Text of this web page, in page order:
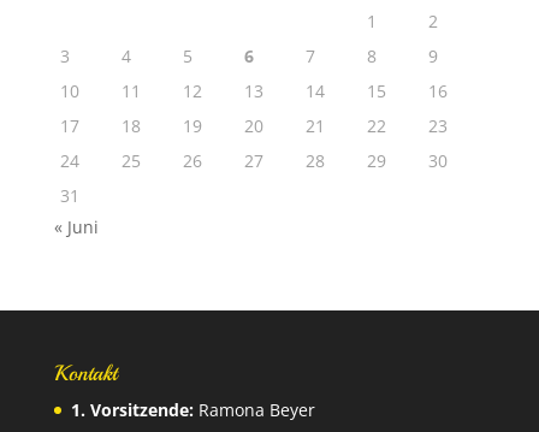
1
2
3
4 5 6 7 8
9
10
11 12 13 14 15
16
17
18 19 20 21 22
23
24
25 26 27 28 29
30
31
« Juni
Kontakt
1. Vorsitzende:Ramona Beyer